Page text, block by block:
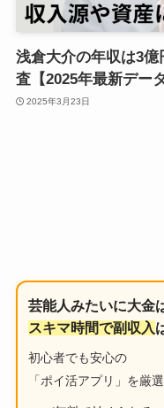
浅倉大介の年収は3
査【2025年最新データ
2025年3月23日
芸能人みたいに大金
スキマ時間で副収入
初心者でも安心の
「ポイ活アプリ」を厳